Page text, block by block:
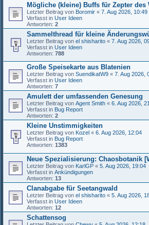
Mögliche (kleine) Buffs für Zepter des
Letzter Beitrag von Boromir « 7. Aug 2026, 10:49
Verfasst in User Ideen
Antworten: 2
Sammelthread für kleine
Letzter Beitrag von el shisharito « 7. Aug 2026,
Verfasst in User Ideen
Antworten: 788
Große Speisekarte aus Blatenien
Letzter Beitrag von SuendikatW9 « 7. Aug 2026,
Verfasst in User Ideen
Antworten: 7
Amulett der umfassenden Genesung
Letzter Beitrag von Agent Smith « 6. Aug 2026,
Verfasst in Bug Report
Antworten: 2
Kleine Unstimmigkeiten
Letzter Beitrag von Kozel « 6. Aug 2026, 12:04
Verfasst in Bug Report
Antworten: 1383
Neue Spezialisierung: Chaosbotanik
Letzter Beitrag von KarlGP « 5. Aug 2026, 19:04
Verfasst in Ankündigungen
Antworten: 13
Clanabgabe für Seetangwald
Letzter Beitrag von el shisharito « 5. Aug 2026,
Verfasst in User Ideen
Antworten: 12
Schattensog